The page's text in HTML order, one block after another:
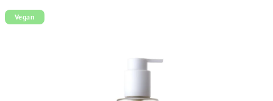
produktu
Vegan